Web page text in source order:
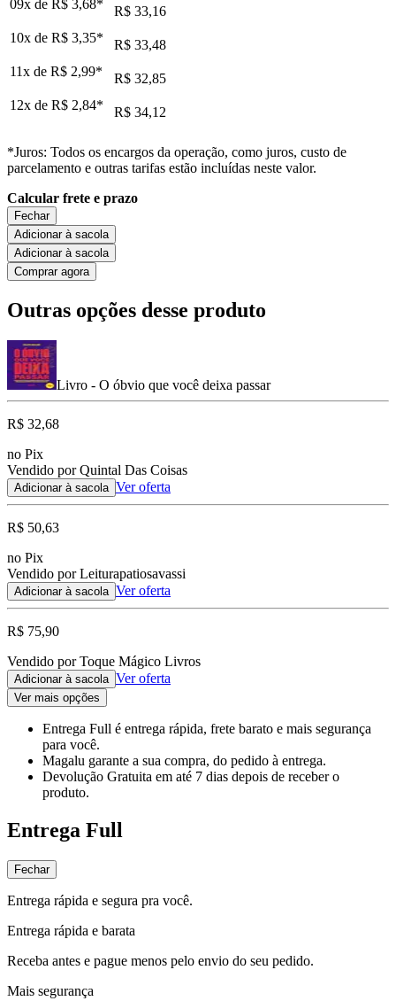
09x de R$ 3,68*
R$ 33,16
10x de R$ 3,35*
R$ 33,48
11x de R$ 2,99*
R$ 32,85
12x de R$ 2,84* R$ 34,12
*Juros: Todos os encargos da operação, como juros, custo de
parcelamento e outras tarifas estão incluídas neste valor.
Calcular frete e prazo
Fechar
Adicionar à sacola
Adicionar à sacola
Comprar agora
Outras opções desse produto
Livro - O óbvio que você deixa passar
R$ 32,68
no Pix
Vendido por Quintal Das Coisas
Adicionar à sacola Ver oferta
R$ 50,63
no Pix
Vendido por Leiturapatiosavassi
Adicionar à sacola Ver oferta
R$ 75,90
Vendido por Toque Mágico Livros
Adicionar à sacola Ver oferta
Ver mais opções
Entrega Full é entrega rápida, frete barato e mais segurança
para você.
Magalu garante a sua compra, do pedido à entrega.
Devolução Gratuita em até 7 dias depois de receber o
produto.
Entrega Full
Fechar
Entrega rápida e segura pra você.
Entrega rápida e barata
Receba antes e pague menos pelo envio do seu pedido.
Mais segurança